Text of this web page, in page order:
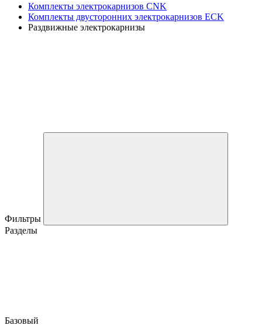
Комплекты электрокарнизов CNK
Комплекты двусторонних электрокарнизов ECK
Раздвижные электрокарнизы
Фильтры
Разделы
Базовый